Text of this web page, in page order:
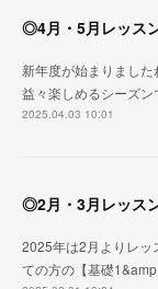
◎4月・5月レッス
新年度が始まりまし
益々楽しめるシーズ
2025.04.03 10:01
◎2月・3月レッス
2025年は2月よりレッ
ての方の【基礎